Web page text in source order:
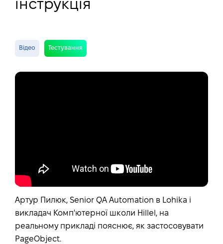
інструкція
Відео Тестування
Артур Пилюк, Senior QA Automation в Lohika і
викладач Комп'ютерної школи Hillel, на
реальному прикладі пояснює, як застосовувати
PageObject.